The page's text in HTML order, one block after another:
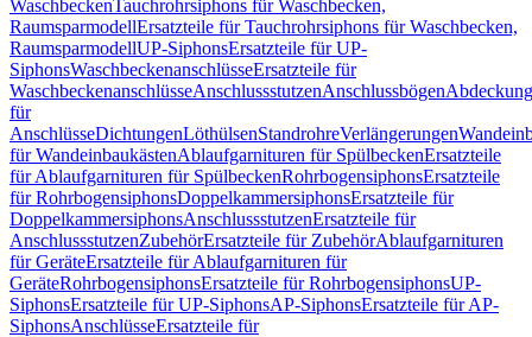
WaschbeckenTauchrohrsiphons für Waschbecken,
RaumsparmodellErsatzteile für Tauchrohrsiphons für Waschbecken,
RaumsparmodellUP-SiphonsErsatzteile für UP-
SiphonsWaschbeckenanschlüsseErsatzteile für
WaschbeckenanschlüsseAnschlussstutzenAnschlussbögen
für
AnschlüsseDichtungenLöthülsenStandrohreVerlängerungen
für WandeinbaukästenAblaufgarnituren für SpülbeckenErsatzteile
für Ablaufgarnituren für SpülbeckenRohrbogensiphonsErsatzteile
für RohrbogensiphonsDoppelkammersiphonsErsatzteile für
DoppelkammersiphonsAnschlussstutzenErsatzteile für
AnschlussstutzenZubehörErsatzteile für ZubehörAblaufgarnituren
für GeräteErsatzteile für Ablaufgarnituren für
GeräteRohrbogensiphonsErsatzteile für RohrbogensiphonsUP-
SiphonsErsatzteile für UP-SiphonsAP-SiphonsErsatzteile für AP-
SiphonsAnschlüsseErsatzteile für